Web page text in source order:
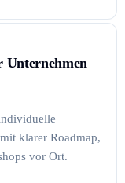
Unternehmen
klarer Roadmap,
vor Ort.